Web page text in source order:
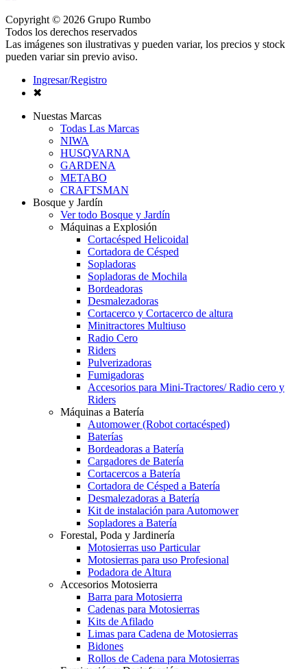
Copyright © 2026 Grupo Rumbo
Todos los derechos reservados
Las imágenes son ilustrativas y pueden variar, los precios y stock
pueden variar sin previo aviso.
Ingresar/Registro
✖
Nuestas Marcas
Todas Las Marcas
NIWA
HUSQVARNA
GARDENA
METABO
CRAFTSMAN
Bosque y Jardín
Ver todo Bosque y Jardín
Máquinas a Explosión
Cortacésped Helicoidal
Cortadora de Césped
Sopladoras
Sopladoras de Mochila
Bordeadoras
Desmalezadoras
Cortacerco y Cortacerco de altura
Minitractores Multiuso
Radio Cero
Riders
Pulverizadoras
Fumigadoras
Accesorios para Mini-Tractores/ Radio cero y
Riders
Máquinas a Batería
Automower (Robot cortacésped)
Baterías
Bordeadoras a Batería
Cargadores de Batería
Cortacercos a Batería
Cortadora de Césped a Batería
Desmalezadoras a Batería
Kit de instalación para Automower
Sopladores a Batería
Forestal, Poda y Jardinería
Motosierras uso Particular
Motosierras para uso Profesional
Podadora de Altura
Accesorios Motosierra
Barra para Motosierra
Cadenas para Motosierras
Kits de Afilado
Limas para Cadena de Motosierras
Bidones
Rollos de Cadena para Motosierras